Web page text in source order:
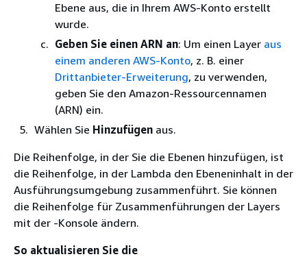
Ebene aus, die in Ihrem AWS-Konto erstellt
wurde.
Geben Sie einen ARN an: Um einen Layer aus
einem anderen AWS-Konto, z. B. einer
Drittanbieter-Erweiterung, zu verwenden,
geben Sie den Amazon-Ressourcennamen
(ARN) ein.
Wählen Sie Hinzufügen aus.
Die Reihenfolge, in der Sie die Ebenen hinzufügen, ist
die Reihenfolge, in der Lambda den Ebeneninhalt in der
Ausführungsumgebung zusammenführt. Sie können
die Reihenfolge für Zusammenführungen der Layers
mit der -Konsole ändern.
So aktualisieren Sie die